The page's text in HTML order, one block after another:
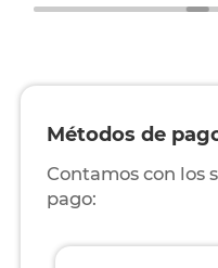
Métodos de
Contamos con los
pago: